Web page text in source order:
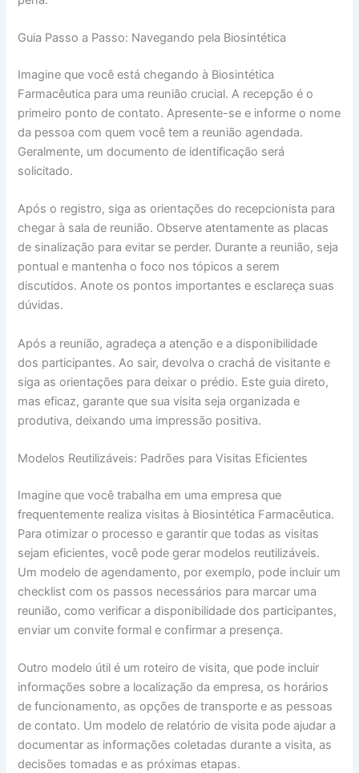
Guia Passo a Passo: Navegando pela Biosintética
Imagine que você está chegando à Biosintética
Farmacêutica para uma reunião crucial. A recepção é o
primeiro ponto de contato. Apresente-se e informe o nome
da pessoa com quem você tem a reunião agendada.
Geralmente, um documento de identificação será
solicitado.
Após o registro, siga as orientações do recepcionista para
chegar à sala de reunião. Observe atentamente as placas
de sinalização para evitar se perder. Durante a reunião, seja
pontual e mantenha o foco nos tópicos a serem
discutidos. Anote os pontos importantes e esclareça suas
dúvidas.
Após a reunião, agradeça a atenção e a disponibilidade
dos participantes. Ao sair, devolva o crachá de visitante e
siga as orientações para deixar o prédio. Este guia direto,
mas eficaz, garante que sua visita seja organizada e
produtiva, deixando uma impressão positiva.
Modelos Reutilizáveis: Padrões para Visitas Eficientes
Imagine que você trabalha em uma empresa que
frequentemente realiza visitas à Biosintética Farmacêutica.
Para otimizar o processo e garantir que todas as visitas
sejam eficientes, você pode gerar modelos reutilizáveis.
Um modelo de agendamento, por exemplo, pode incluir um
checklist com os passos necessários para marcar uma
reunião, como verificar a disponibilidade dos participantes,
enviar um convite formal e confirmar a presença.
Outro modelo útil é um roteiro de visita, que pode incluir
informações sobre a localização da empresa, os horários
de funcionamento, as opções de transporte e as pessoas
de contato. Um modelo de relatório de visita pode ajudar a
documentar as informações coletadas durante a visita, as
decisões tomadas e as próximas etapas.